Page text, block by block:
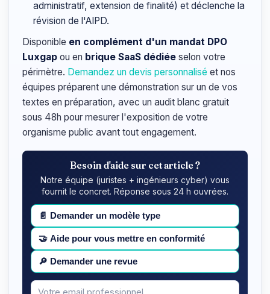
administratif, extension de finalité) et déclenche la
révision de l'AIPD.
Disponible en complément d'un mandat DPO
Luxgap ou en brique SaaS dédiée selon votre
périmètre. Demandez un devis personnalisé et nos
équipes préparent une démonstration sur un de vos
textes en préparation, avec un audit blanc gratuit
sous 48h pour mesurer l'exposition de votre
organisme public avant tout engagement.
Besoin d'aide sur cet article ?
Notre équipe (juristes + ingénieurs cyber) vous
fournit le concret. Réponse sous 24 h ouvrées.
📄 Demander un modèle type
🤝 Aide pour vous mettre en conformité
🔎 Demander une revue
Votre
Message